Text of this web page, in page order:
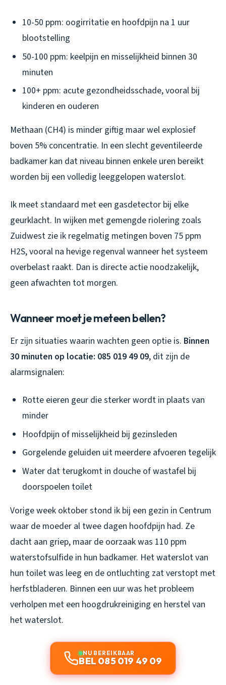
10-50 ppm: oogirritatie en hoofdpijn na 1 uur
blootstelling
50-100 ppm: keelpijn en misselijkheid binnen 30
minuten
100+ ppm: acute gezondheidsschade, vooral bij
kinderen en ouderen
Methaan (CH4) is minder giftig maar wel explosief
boven 5% concentratie. In een slecht geventileerde
badkamer kan dat niveau binnen enkele uren bereikt
worden bij een volledig leeggelopen waterslot.
Ik meet standaard met een gasdetector bij elke
geurklacht. In wijken met gemengde riolering zoals
Zuidwest zie ik regelmatig metingen boven 75 ppm
H2S, vooral na hevige regenval wanneer het systeem
overbelast raakt. Dan is directe actie noodzakelijk,
geen afwachten tot morgen.
Wanneer moet je meteen bellen?
Er zijn situaties waarin wachten geen optie is. Binnen
30 minuten op locatie: 085 019 49 09, dit zijn de
alarmsignalen:
Rotte eieren geur die sterker wordt in plaats van
minder
Hoofdpijn of misselijkheid bij gezinsleden
Gorgelende geluiden uit meerdere afvoeren tegelijk
Water dat terugkomt in douche of wastafel bij
doorspoelen toilet
Vorige week oktober stond ik bij een gezin in Centrum
waar de moeder al twee dagen hoofdpijn had. Ze
dacht aan griep, maar de oorzaak was 110 ppm
waterstofsulfide in hun badkamer. Het waterslot van
hun toilet was leeg en de ontluchting zat verstopt met
herfstbladeren. Binnen een uur was het probleem
verholpen met een hoogdrukreiniging en herstel van
het waterslot.
NU BEREIKBAAR
BEL 085 019 49 09